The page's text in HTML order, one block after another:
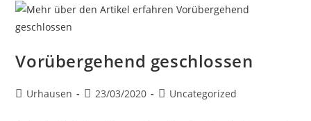
Vorübergehend geschlossen
Urhausen 23/03/2020 Uncategorized